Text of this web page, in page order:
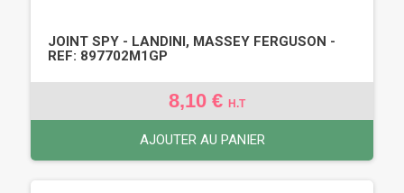
JOINT SPY - LANDINI, MASSEY FERGUSON -
REF: 897702M1GP
8,10 € H.T
AJOUTER AU PANIER